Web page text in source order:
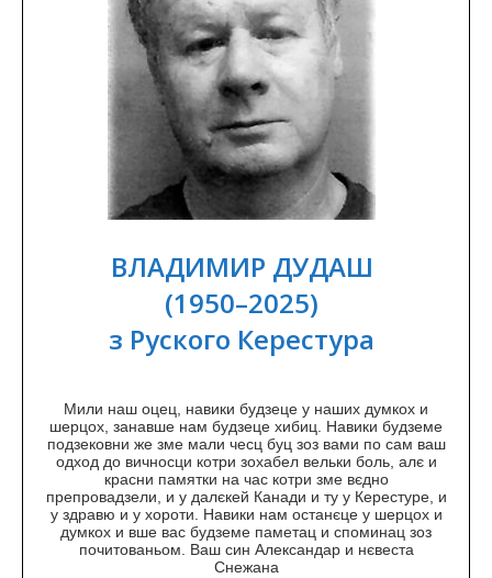
ВЛАДИМИР ДУДАШ
(1950–2025)
з Руского Керестура
Мили наш оцец, навики будзеце у наших думкох и
шерцох, занавше нам будзеце хибиц. Навики будземе
подзековни же зме мали чесц буц зоз вами по сам ваш
одход до вичносци котри зохабел вельки боль, алє и
красни памятки на час котри зме вєдно
препровадзели, и у далєкей Канади и ту у Керестуре, и
у здравю и у хороти. Навики нам останєцe у шерцох и
думкох и вше вас будземе паметац и споминац зоз
почитованьом. Ваш син Александар и нєвеста
Снежана